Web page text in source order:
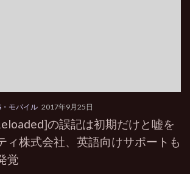
モバイル 2017年9月25日
の誤記は初期だけと嘘を
ィ株式会社、英語向けサポートも
覚